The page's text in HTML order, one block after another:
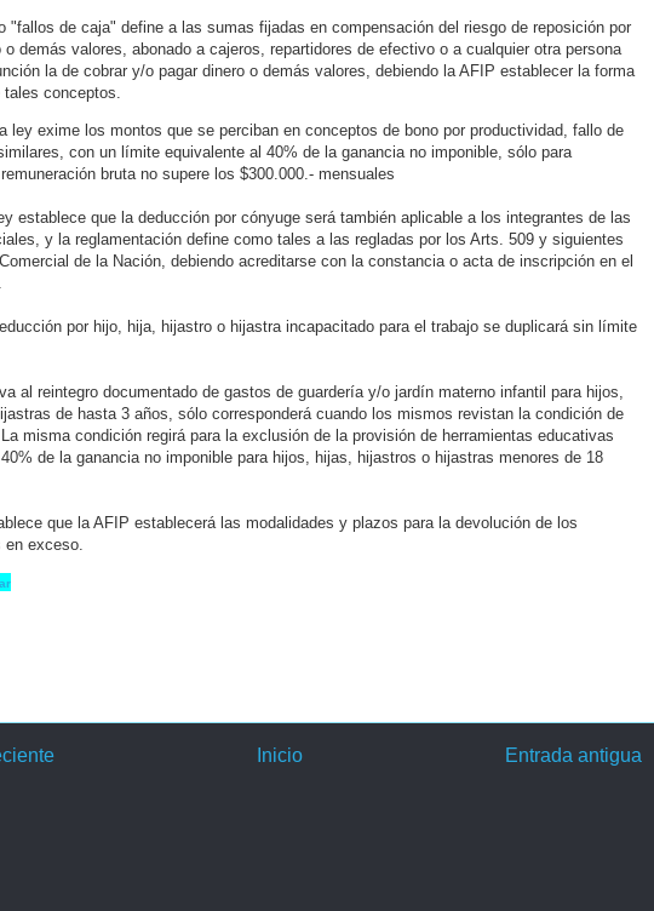
"fallos de caja" define a las sumas fijadas en compensación del riesgo de reposición por
o demás valores, abonado a cajeros, repartidores de efectivo o a cualquier otra persona
la de cobrar y/o pagar dinero o demás valores, debiendo la AFIP establecer la forma
conceptos.
ley exime los montos que se perciban en conceptos de bono por productividad, fallo de
con un límite equivalente al 40% de la ganancia no imponible, sólo para
bruta no supere los $300.000.- mensuales
establece que la deducción por cónyuge será también aplicable a los integrantes de las
y la reglamentación define como tales a las regladas por los Arts. 509 y siguientes
de la Nación, debiendo acreditarse con la constancia o acta de inscripción en el
por hijo, hija, hijastro o hijastra incapacitado para el trabajo se duplicará sin límite
al reintegro documentado de gastos de guardería y/o jardín materno infantil para hijos,
de hasta 3 años, sólo corresponderá cuando los mismos revistan la condición de
misma condición regirá para la exclusión de la provisión de herramientas educativas
de la ganancia no imponible para hijos, hijas, hijastros o hijastras menores de 18
que la AFIP establecerá las modalidades y plazos para la devolución de los
exceso.
Entrada antigua
Inicio